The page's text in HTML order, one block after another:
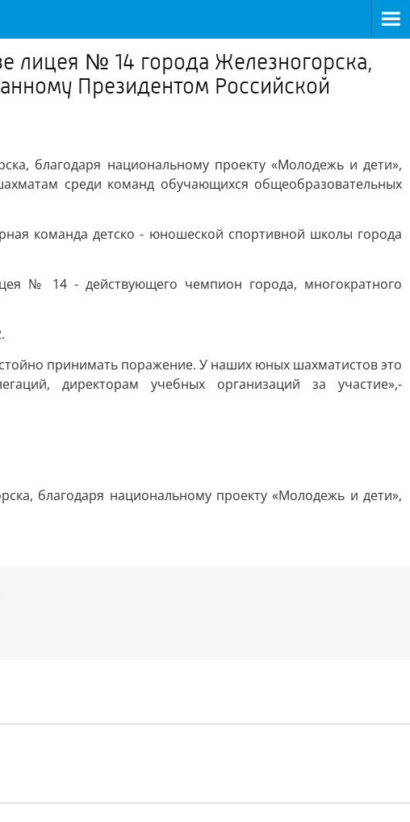
лицея № 14 города Железногорска,
Президентом Российской
благодаря национальному проекту «Молодежь и дети»,
среди команд обучающихся общеобразовательных
команда детско - юношеской спортивной школы города
№ 14 - действующего чемпион города, многократного
принимать поражение. У наших юных шахматистов это
директорам учебных организаций за участие»,-